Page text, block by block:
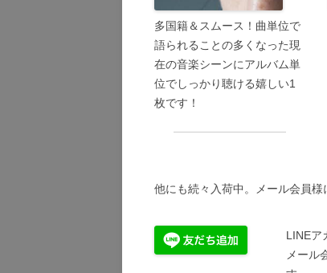
多国籍＆スムース！曲単位で
語られることの多くなった現
在の音楽シーンにアルバム単
位でしっかり聴ける嬉しい1
枚です！
他にも続々入荷中。メール会員
LINEア
メール